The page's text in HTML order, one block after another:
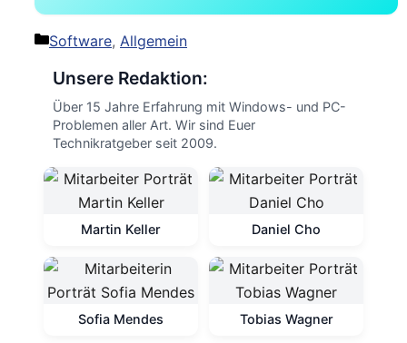
Kategorien
Software, Allgemein
Unsere Redaktion:
Über 15 Jahre Erfahrung mit Windows- und PC-
Problemen aller Art. Wir sind Euer
Technikratgeber seit 2009.
Martin Keller Daniel Cho
Sofia Mendes Tobias Wagner